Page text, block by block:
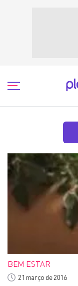
BEM ESTAR
21 março de 2016